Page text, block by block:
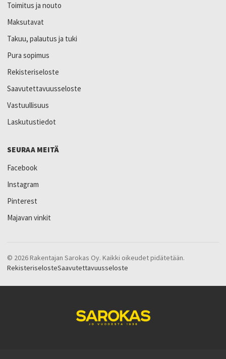
Toimitus ja nouto
Maksutavat
Takuu, palautus ja tuki
Pura sopimus
Rekisteriseloste
Saavutettavuusseloste
Vastuullisuus
Laskutustiedot
SEURAA MEITÄ
Facebook
Instagram
Pinterest
Majavan vinkit
© 2026 Rakentajan Sarokas Oy. Kaikki oikeudet pidätetään.
RekisteriselosteSaavutettavuusseloste